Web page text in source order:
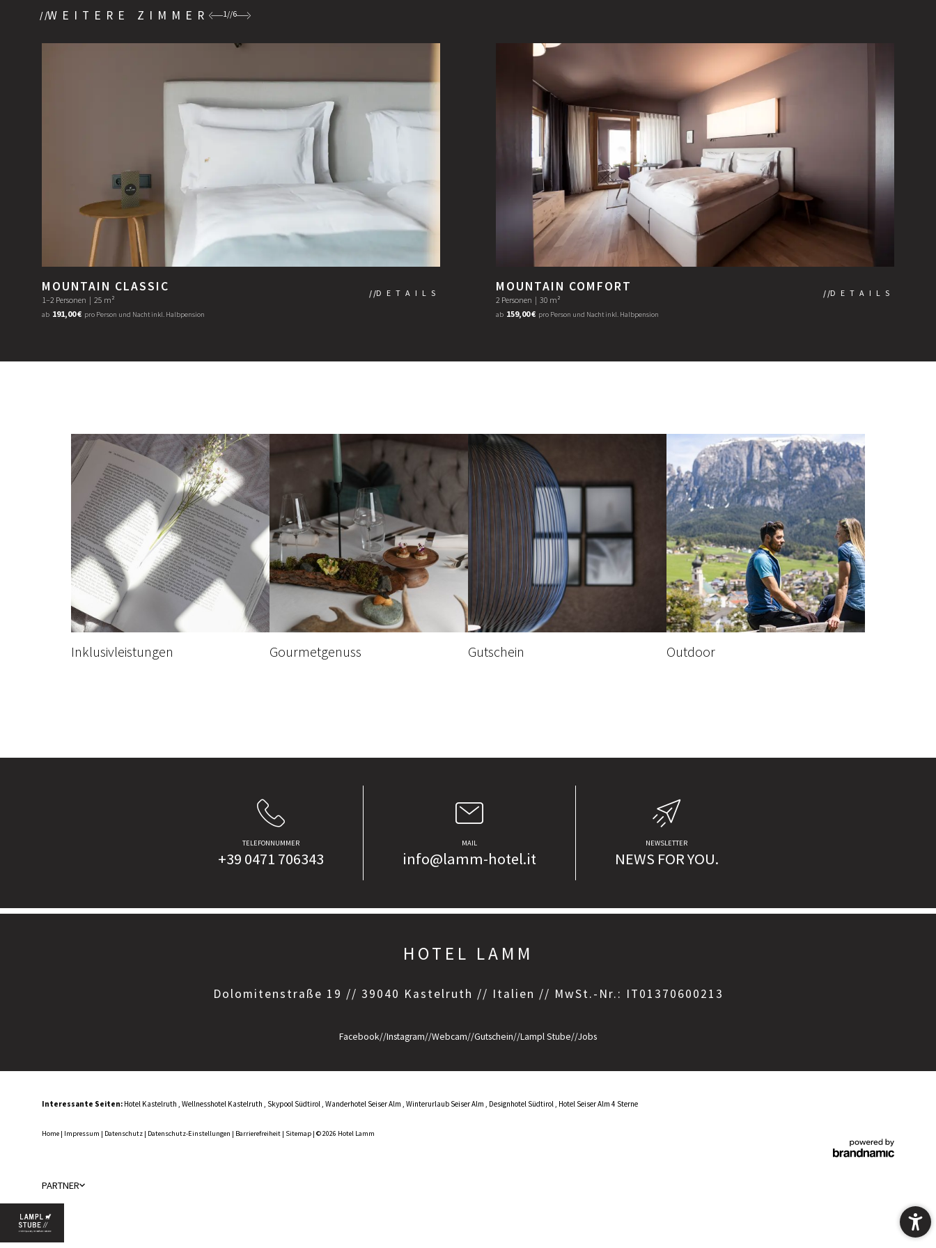
WEITERE ZIMMER 1//6
MOUNTAIN CLASSIC
1–2 Personen | 25 m²
ab 191,00 € pro Person und Nacht inkl. Halbpension
DETAILS MOUNTAIN COMFORT
2 Personen | 30 m²
ab 159,00 € pro Person und Nacht inkl. Halbpension
DETAILS
Inklusivleistungen Gourmetgenuss Gutschein Outdoor
TELEFONNUMMER
+39 0471 706343
MAIL
info@lamm-hotel.it
NEWSLETTER
NEWS FOR YOU.
HOTEL LAMM
Dolomitenstraße 19 // 39040 Kastelruth // Italien // MwSt.-Nr.: IT01370600213
Facebook//Instagram//Webcam//Gutschein//Lampl Stube//Jobs
Interessante Seiten: Hotel Kastelruth , Wellnesshotel Kastelruth , Skypool Südtirol, Wanderhotel Seiser Alm , Winterurlaub Seiser Alm , Designhotel Südtirol, Hotel Seiser Alm 4 Sterne
Home | Impressum | Datenschutz | Datenschutz-Einstellungen | Barrierefreiheit | Sitemap | © 2026 Hotel Lamm
PARTNER